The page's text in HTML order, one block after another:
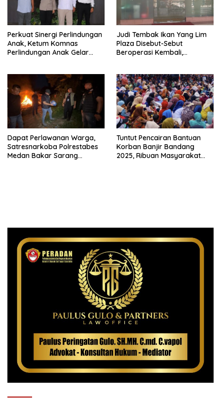
Perkuat Sinergi Perlindungan
Anak, Ketum Komnas
Perlindungan Anak Gelar
Judi Tembak Ikan Yang Lim
Plaza Disebut-Sebut
Beroperasi Kembali,
Dapat Perlawanan Warga,
Satresnarkoba Polrestabes
Medan Bakar Sarang
Tuntut Pencairan Bantuan
Korban Banjir Bandang
2025, Ribuan Masyarakat